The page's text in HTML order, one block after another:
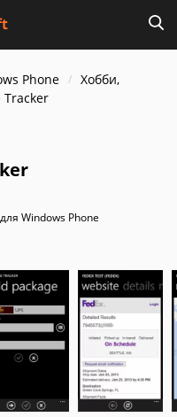
Phone
Хобби,
Tracker
Windows Phone